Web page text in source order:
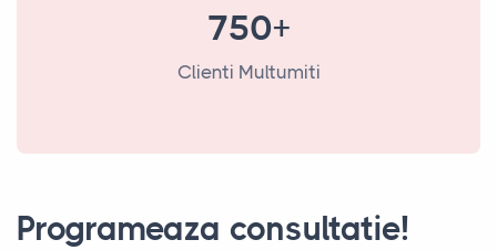
750+
Clienti Multumiti
Programeaza consultatie!